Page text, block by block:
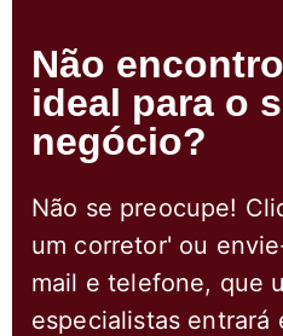
Não
ideal para o
negócio?
Não se preocupe!
um corretor' ou
mail e telefone, que
especialistas entrará